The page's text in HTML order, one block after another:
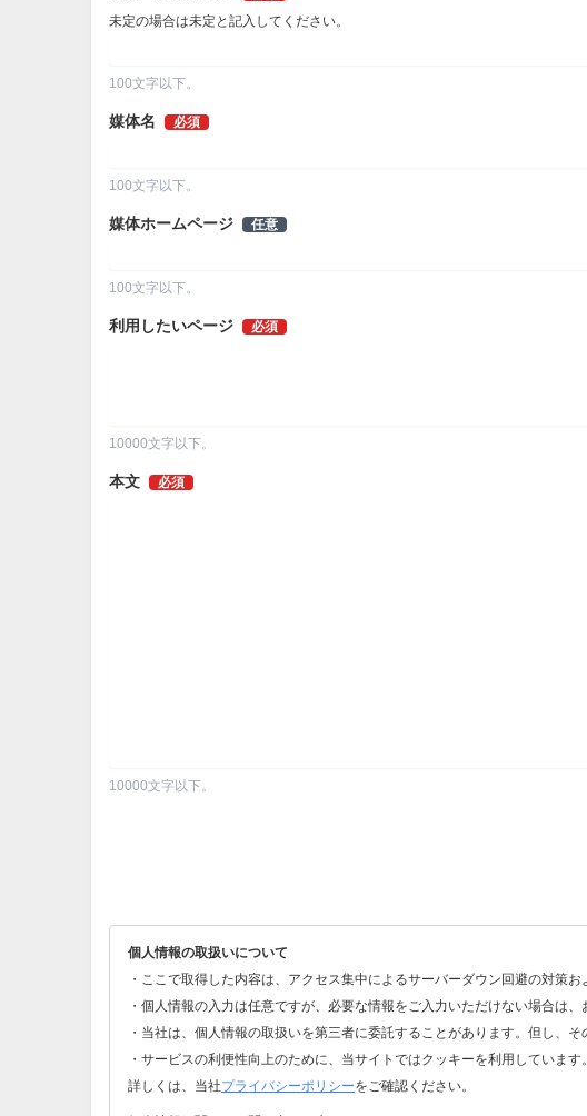
未定の場合は未定と記入してください。
100文字以下。
媒体名 必須
100文字以下。
媒体ホームページ 任意
100文字以下。
利用したいページ 必須
10000文字以下。
本文 必須
10000文字以下。
個人情報の取扱いについて
・ここで取得した内容は、アクセス集中によるサーバーダウン回避の対策
・個人情報の入力は任意ですが、必要な情報をご入力いただけない場合は
・当社は、個人情報の取扱いを第三者に委託することがあります。但し、
・サービスの利便性向上のために、当サイトではクッキーを利用しています。
詳しくは、当社プライバシーポリシーをご確認ください。